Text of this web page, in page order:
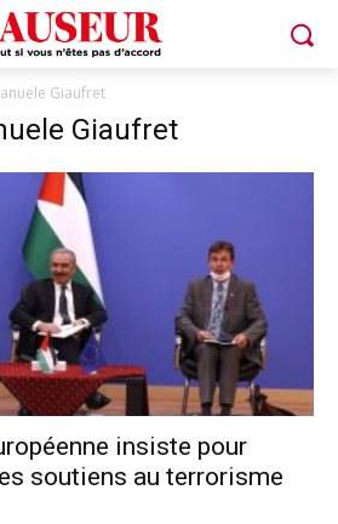
Giaufret
Giaufret
insiste pour
soutiens au terrorisme